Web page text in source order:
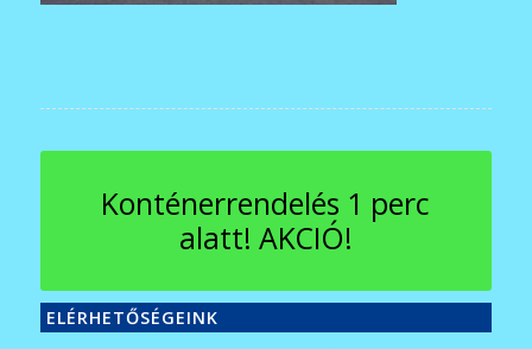
Konténerrendelés 1 perc
alatt! AKCIÓ!
ELÉRHETŐSÉGEINK